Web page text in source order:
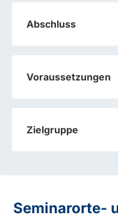
Abschluss
Voraussetzungen
Zielgruppe
Seminarorte-